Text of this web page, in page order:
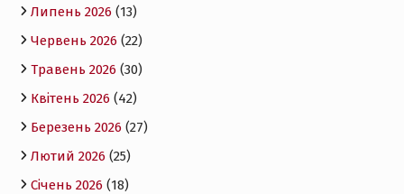
Липень 2026(13)
Червень 2026(22)
Травень 2026(30)
Квітень 2026(42)
Березень 2026(27)
Лютий 2026(25)
Січень 2026(18)